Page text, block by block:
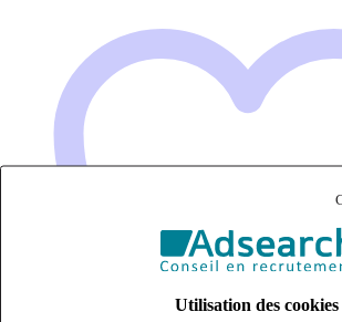
Utilisation des cookies